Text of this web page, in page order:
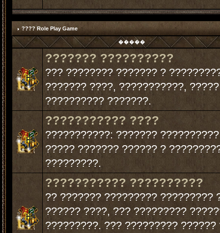
???? Role Play Game
�����
??????? ??????????
??? ???????? ??????? ?
??????? ????, ???????????,
?????????? ???????.
??????????? ????
???????????: ???????
????? ??????? ?????? ?
?????????.
??????????? ??????????
?? ??????? ????????? ?????????
?????? ????, ??? ?????????
?????????. ??? ????????? ??????